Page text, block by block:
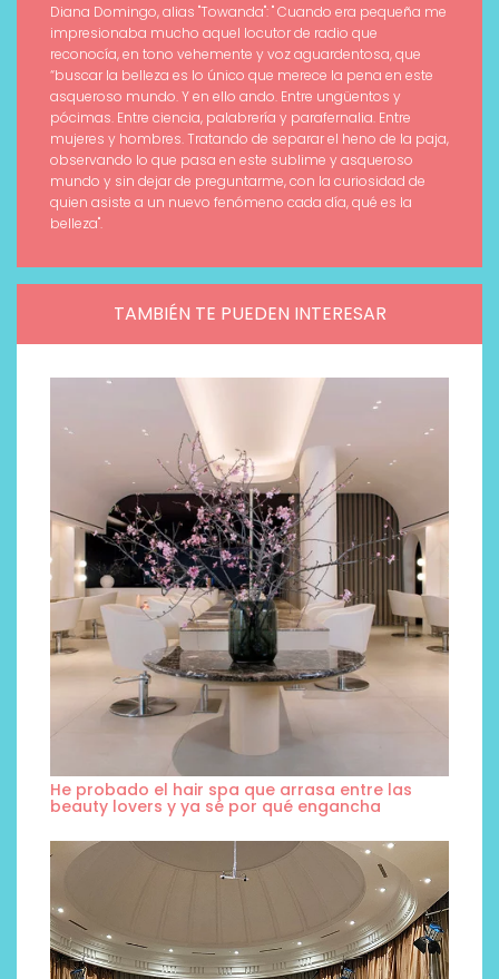
Diana Domingo, alias "Towanda": " Cuando era pequeña me
impresionaba mucho aquel locutor de radio que
reconocía, en tono vehemente y voz aguardentosa, que
“buscar la belleza es lo único que merece la pena en este
asqueroso mundo. Y en ello ando. Entre ungüentos y
pócimas. Entre ciencia, palabrería y parafernalia. Entre
mujeres y hombres. Tratando de separar el heno de la paja,
observando lo que pasa en este sublime y asqueroso
mundo y sin dejar de preguntarme, con la curiosidad de
quien asiste a un nuevo fenómeno cada día, qué es la
belleza".
TAMBIÉN TE PUEDEN INTERESAR
He probado el hair spa que arrasa entre las
beauty lovers y ya sé por qué engancha